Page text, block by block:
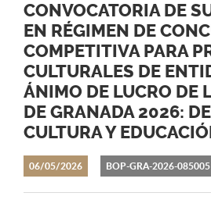
06/05/2026
CONVOCATORIA DE
EN RÉGIMEN DE
COMPETITIVA PARA
CULTURALES DE
ÁNIMO DE LUCRO DE
DE GRANADA 2026:
CULTURA Y
BOP-GRA-2026-085005